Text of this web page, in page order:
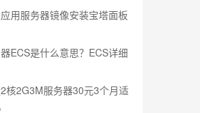
用服务器镜像安装宝塔面板
ECS是什么意思？ECS详细
核2G3M服务器30元3个月适